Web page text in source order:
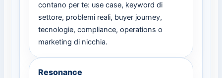
contano per te: use case, keyword di
settore, problemi reali, buyer journey,
tecnologie, compliance, operations o
marketing di nicchia.
Resonance